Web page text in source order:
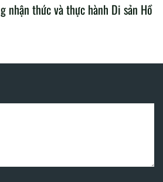
nhận thức và thực hành Di sản Hồ